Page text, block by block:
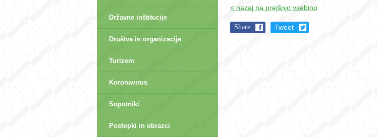
Državne inštitucije
Društva in organizacije
Turizem
Koronavirus
Sopotniki
Postopki in obrazci
< nazaj na prejšnjo vsebino
Share
Tweet